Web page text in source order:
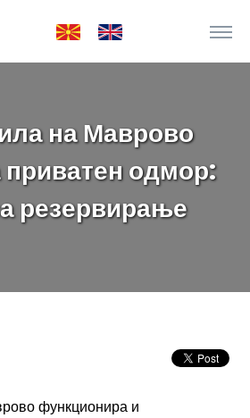
на Маврово
приватен одмор:
резервирање
функционира и